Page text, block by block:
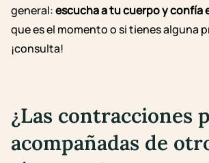
general:escucha a tu cuerpo y confía
que es el momento o si tienes alguna
¡consulta!
¿Las contracciones
acompañadas de